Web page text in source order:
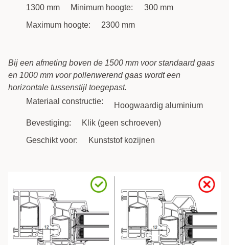
1300 mm
Minimum hoogte:
300 mm
Maximum hoogte:
2300 mm
Bij een afmeting boven de 1500 mm voor standaard gaas
en 1000 mm voor pollenwerend gaas wordt een
horizontale tussenstijl toegepast.
Materiaal constructie:
Hoogwaardig aluminium
Bevestiging:
Klik (geen schroeven)
Geschikt voor:
Kunststof kozijnen